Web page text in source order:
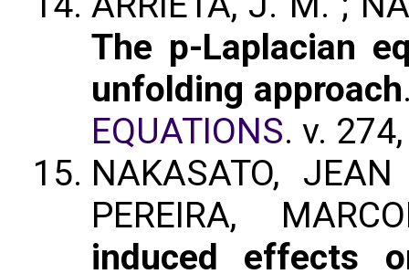
The p-Laplacian
unfolding approach
EQUATIONS. v.
NAKASATO,
PEREIRA,
induced effects